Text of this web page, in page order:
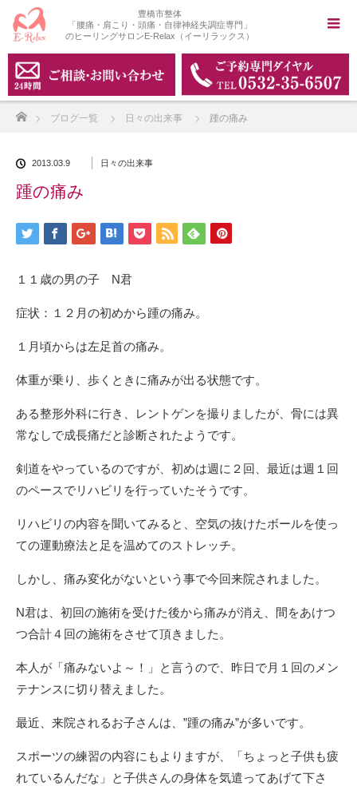
豊橋市整体
「腰痛・肩こり・頭痛・自律神経失調症専門」
のヒーリングサロンE-Relax（イーリラックス）
ブログ一覧 日々の出来事 踵の痛み
2013.03.9 日々の出来事
踵の痛み
１１歳の男の子 N君
症状：１２月の初めから踵の痛み。
１月頃からは左足首の痛み。
体重が乗り、歩くときに痛みが出る状態です。
ある整形外科に行き、レントゲンを撮りましたが、骨には異
常なしで成長痛だと診断されたようです。
剣道をやっているのですが、初めは週に２回、最近は週１回
のペースでリハビリを行っていたそうです。
リハビリの内容を聞いてみると、空気の抜けたボールを使っ
ての運動療法と足を温めてのストレッチ。
しかし、痛み変化がないという事で今回来院されました。
N君は、初回の施術を受けた後から痛みが消え、間をあけつ
つ合計４回の施術をさせて頂きました。
本人が「痛みないよ～！」と言うので、昨日で月１回のメン
テナンスに切り替えました。
最近、来院されるお子さんは、”踵の痛み”が多いです。
スポーツの練習の内容にもよりますが、「ちょっと子供も疲
れているんだな」と子供さんの身体を気遣ってあげて下さ